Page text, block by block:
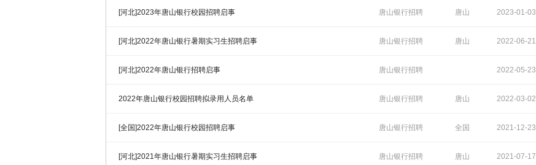
13:33:14
[河北]2023年唐山银行校园招聘启事 唐山银行招聘 唐山 2023-01-03
15:38:59
[河北]2022年唐山银行暑期实习生招聘启事 唐山银行招聘 唐山 2022-06-21
09:23:00
[河北]2022年唐山银行招聘启事 唐山银行招聘 2022-05-23
09:45:08
2022年唐山银行校园招聘拟录用人员名单 唐山银行招聘 唐山 2022-03-02
14:48:10
[全国]2022年唐山银行校园招聘启事 唐山银行招聘 全国 2021-12-23
09:15:23
[河北]2021年唐山银行暑期实习生招聘启事 唐山银行招聘 唐山 2021-07-17